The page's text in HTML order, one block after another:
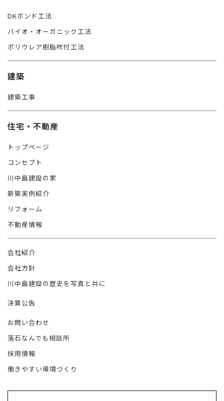
DKボンド工法
バイオ・オーガニック工法
ポリウレア樹脂吹付工法
建築
建築工事
住宅・不動産
トップページ
コンセプト
川中島建設の家
新築実例紹介
リフォーム
不動産情報
会社紹介
会社方針
川中島建設の歴史を写真と共に
決算公告
お問い合わせ
落石なんでも相談所
採用情報
働きやすい環境づくり